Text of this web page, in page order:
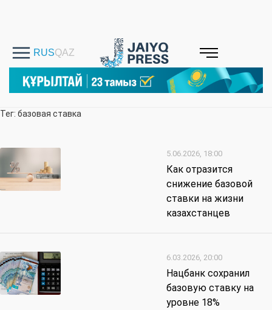
Тег: базовая ставка
5.06.2026, 18:00
Как отразится
снижение базовой
ставки на жизни
казахстанцев
6.03.2026, 20:00
Нацбанк сохранил
базовую ставку на
уровне 18%